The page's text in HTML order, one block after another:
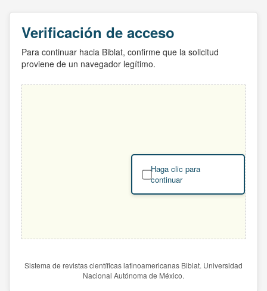
Verificación de acceso
Para continuar hacia Biblat, confirme que la solicitud
proviene de un navegador legítimo.
Haga clic para
continuar
Sistema de revistas científicas latinoamericanas Biblat. Universidad
Nacional Autónoma de México.